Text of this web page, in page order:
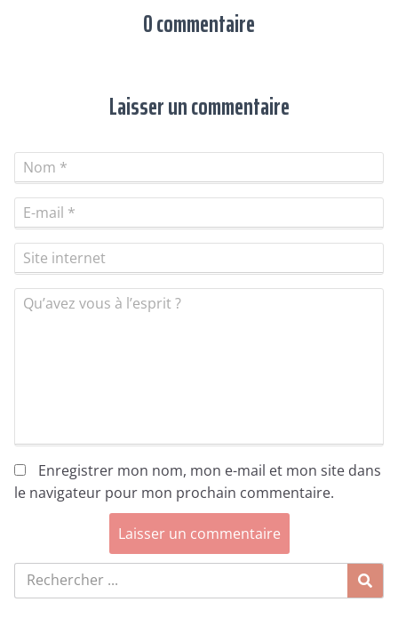
0 commentaire
Laisser un commentaire
Nom *
E-mail *
Site internet
Qu’avez vous à l’esprit ?
Enregistrer mon nom, mon e-mail et mon site dans
le navigateur pour mon prochain commentaire.